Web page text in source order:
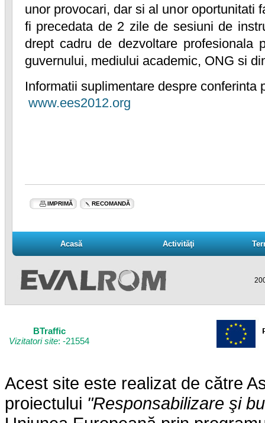
unor provocari, dar si al unor oportunitati
fi precedata de 2 zile de sesiuni de
drept cadru de dezvoltare profesionala
guvernului, mediului academic, ONG si
Informatii suplimentare despre conferinta
www.ees2012.org
IMPRIMĂ RECOMANDĂ
Acasă
Acasă Activităţi
Activităţi
BTraffic
Vizitatori site: -21554
Acest site este realizat de către
proiectului "Responsabilizare şi